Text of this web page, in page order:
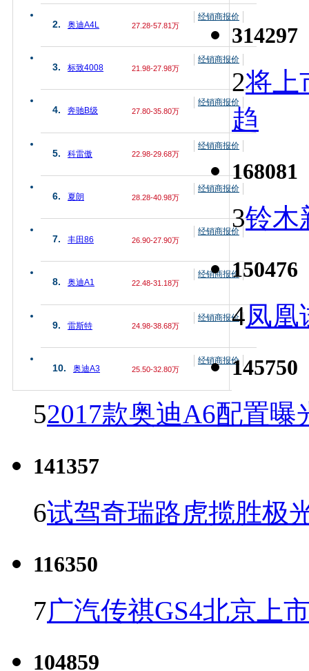
2. 奥迪A4L 27.28-57.81万
经销商报价
3. 标致4008 21.98-27.98万
经销商报价
4. 奔驰B级 27.80-35.80万
经销商报价
5. 科雷傲 22.98-29.68万
经销商报价
6. 夏朗 28.28-40.98万
经销商报价
7. 丰田86 26.90-27.90万
经销商报价
8. 奥迪A1 22.48-31.18万
经销商报价
9. 雷斯特 24.98-38.68万
经销商报价
10. 奥迪A3 25.50-32.80万
经销商报价
314297
2将上
趋
168081
3铃木
150476
4凤凰
145750
52017款奥迪A6配置曝
141357
6试驾奇瑞路虎揽胜极
116350
7广汽传祺GS4北京上
104859